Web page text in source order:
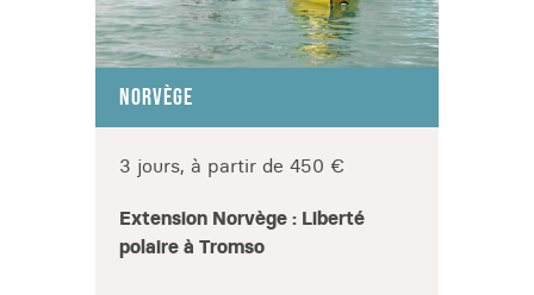
NORVÈGE
3 jours, à partir de 450 €
Extension Norvège : Liberté
polaire à Tromso